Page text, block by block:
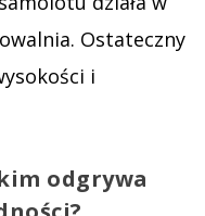
Ostateczny
i
odgrywa